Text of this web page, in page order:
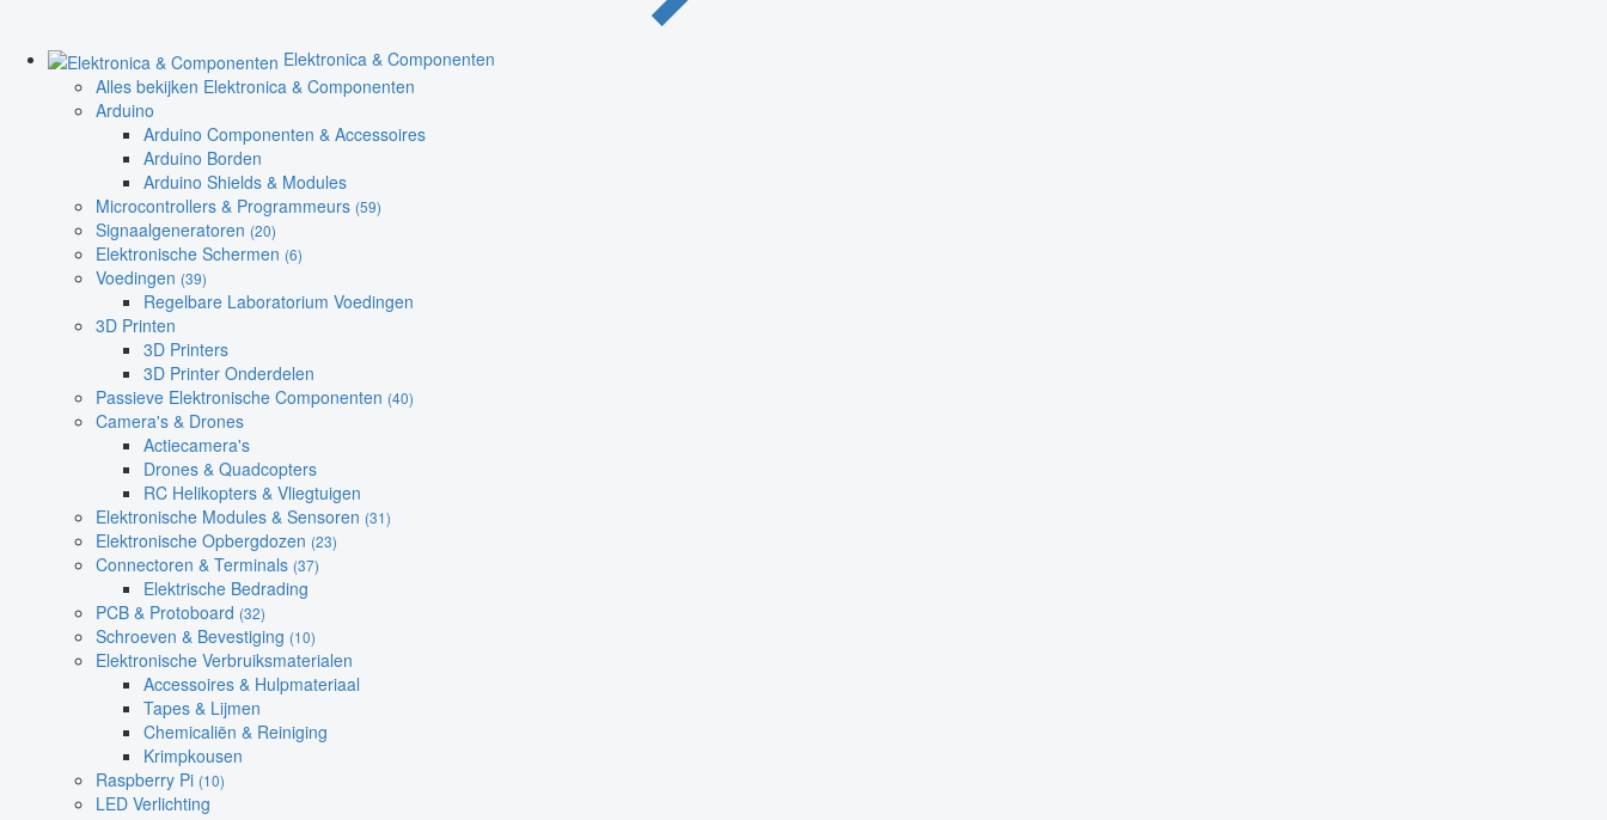
Elektronica & Componenten
Alles bekijken Elektronica & Componenten
Arduino
Arduino Componenten & Accessoires
Arduino Borden
Arduino Shields & Modules
Microcontrollers & Programmeurs (59)
Signaalgeneratoren (20)
Elektronische Schermen (6)
Voedingen (39)
Regelbare Laboratorium Voedingen
3D Printen
3D Printers
3D Printer Onderdelen
Passieve Elektronische Componenten (40)
Camera's & Drones
Actiecamera's
Drones & Quadcopters
RC Helikopters & Vliegtuigen
Elektronische Modules & Sensoren (31)
Elektronische Opbergdozen (23)
Connectoren & Terminals (37)
Elektrische Bedrading
PCB & Protoboard (32)
Schroeven & Bevestiging (10)
Elektronische Verbruiksmaterialen
Accessoires & Hulpmateriaal
Tapes & Lijmen
Chemicaliën & Reiniging
Krimpkousen
Raspberry Pi (10)
LED Verlichting